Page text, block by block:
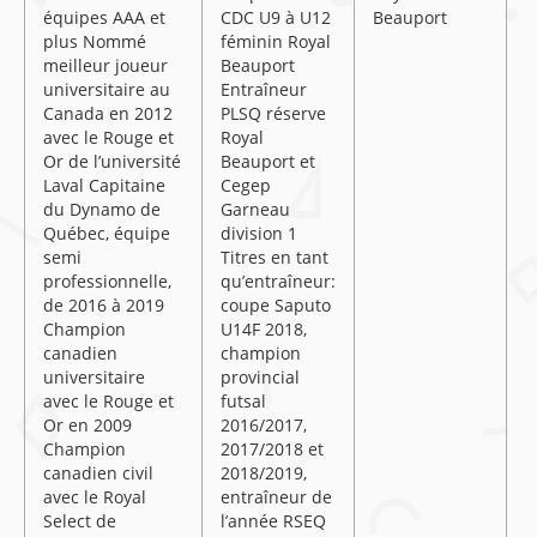
équipes AAA et
plus Nommé
meilleur joueur
universitaire au
Canada en 2012
avec le Rouge et
Or de l’université
Laval Capitaine
du Dynamo de
Québec, équipe
semi
professionnelle,
de 2016 à 2019
Champion
canadien
universitaire
avec le Rouge et
Or en 2009
Champion
canadien civil
avec le Royal
Select de
CDC U9 à U12
féminin Royal
Beauport
Entraîneur
PLSQ réserve
Royal
Beauport et
Cegep
Garneau
division 1
Titres en tant
qu’entraîneur:
coupe Saputo
U14F 2018,
champion
provincial
futsal
2016/2017,
2017/2018 et
2018/2019,
entraîneur de
l’année RSEQ
Beauport